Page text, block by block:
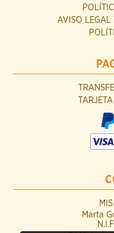
AVISO LEGAL
Marta